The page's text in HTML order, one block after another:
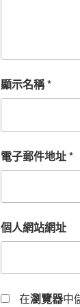
顯示名稱*
電子郵件地址*
個人網站網址
在瀏覽器中